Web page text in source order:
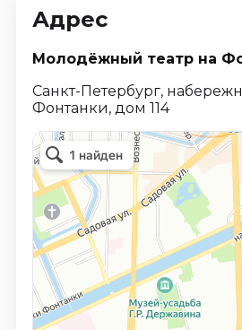
Адрес
Молодёжный театр на
Санкт-Петербург,
Фонтанки, дом 114